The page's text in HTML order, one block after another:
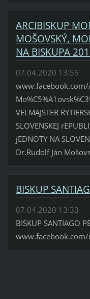
ARCIBISKUP
MOŠOVSKÝ,
NA BISKUPA
07.04.2020 13:55
www.facebook.com/
VELMAJSTER
SLOVENSKEJ
jEDNOTY NA
Dr.Rudolf Ján
BISKUP
07.04.2020 13:33
BISKUP SANTIAGO